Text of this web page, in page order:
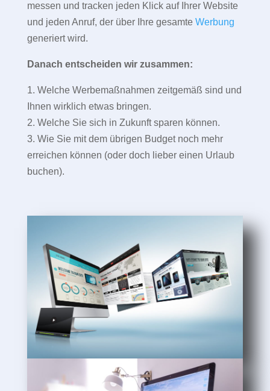
messen und tracken jeden Klick auf Ihrer Website
und jeden Anruf, der über Ihre gesamte Werbung
generiert wird.
Danach entscheiden wir zusammen:
1. Welche Werbemaßnahmen zeitgemäß sind und
Ihnen wirklich etwas bringen.
2. Welche Sie sich in Zukunft sparen können.
3. Wie Sie mit dem übrigen Budget noch mehr
erreichen können (oder doch lieber einen Urlaub
buchen).